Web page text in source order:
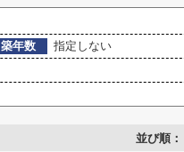
築年数
指定しない
並び順：